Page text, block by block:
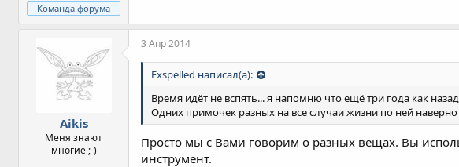
Команда форума
Aikis
Меня знают
многие ;-)
3 Апр 2014
Exspelled написал(а):
Время идёт не вспять... я напомню что ещё три года как
Одних примочек разных на все случаи жизни по ней
Просто мы с Вами говорим о разных вещах. Вы
инструмент.